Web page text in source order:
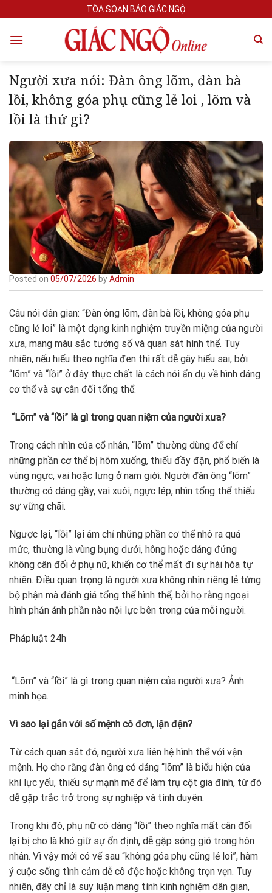
to
content
TÒA SOẠN BÁO GIÁC NGỘ
Người xưa nói: Đàn ông lõm, đàn bà
lồi, không góa phụ cũng lẻ loi , lõm và
lồi là thứ gì?
Posted on 05/07/2026 byAdmin
Câu nói dân gian: “Đàn ông lõm, đàn bà lồi, không góa phụ
cũng lẻ loi” là một dạng kinh nghiệm truyền miệng của người
xưa, mang màu sắc tướng số và quan sát hình thể. Tuy
nhiên, nếu hiểu theo nghĩa đen thì rất dễ gây hiểu sai, bởi
“lõm” và “lồi” ở đây thực chất là cách nói ẩn dụ về hình dáng
cơ thể và sự cân đối tổng thể.
“Lõm” và “lồi” là gì trong quan niệm của người xưa?
Trong cách nhìn của cổ nhân, “lõm” thường dùng để chỉ
những phần cơ thể bị hõm xuống, thiếu đầy đặn, phổ biến là
vùng ngực, vai hoặc lưng ở nam giới. Người đàn ông “lõm”
thường có dáng gầy, vai xuôi, ngực lép, nhìn tổng thể thiếu
sự vững chãi.
Ngược lại, “lồi” lại ám chỉ những phần cơ thể nhô ra quá
mức, thường là vùng bụng dưới, hông hoặc dáng đứng
không cân đối ở phụ nữ, khiến cơ thể mất đi sự hài hòa tự
nhiên. Điều quan trọng là người xưa không nhìn riêng lẻ từng
bộ phận mà đánh giá tổng thể hình thể, bởi họ rằng ngoại
hình phản ánh phần nào nội lực bên trong của mỗi người.
Phápluật 24h
“Lõm” và “lồi” là gì trong quan niệm của người xưa? Ảnh
minh họa.
Vì sao lại gắn với số mệnh cô đơn, lận đận?
Từ cách quan sát đó, người xưa liên hệ hình thể với vận
mệnh. Họ cho rằng đàn ông có dáng “lõm” là biểu hiện của
khí lực yếu, thiếu sự mạnh mẽ để làm trụ cột gia đình, từ đó
dễ gặp trắc trở trong sự nghiệp và tình duyên.
Trong khi đó, phụ nữ có dáng “lồi” theo nghĩa mất cân đối
lại bị cho là khó giữ sự ổn định, dễ gặp sóng gió trong hôn
nhân. Vì vậy mới có vế sau “không góa phụ cũng lẻ loi”, hàm
ý cuộc sống tình cảm dễ cô độc hoặc không trọn vẹn. Tuy
nhiên, đây chỉ là suy luận mang tính kinh nghiệm dân gian,